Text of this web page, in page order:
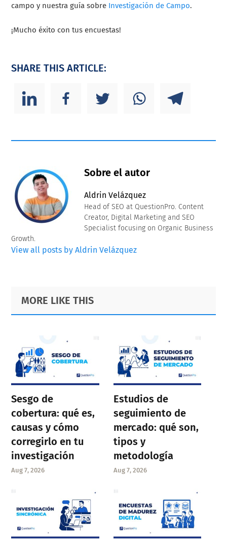
campo y nuestra guía sobre Investigación de Campo.
¡Mucho éxito con tus encuestas!
SHARE THIS ARTICLE:
Sobre el autor
Aldrin Velázquez
Head of SEO at QuestionPro. Content
Creator, Digital Marketing and SEO
Specialist focusing on Organic Business
Growth.
View all posts by Aldrin Velázquez
Primary
Sidebar
Footer
MORE LIKE THIS
Sesgo de
cobertura: qué es,
causas y cómo
corregirlo en tu
investigación
Aug 7, 2026
Estudios de
seguimiento de
mercado: qué son,
tipos y
metodología
Aug 7, 2026